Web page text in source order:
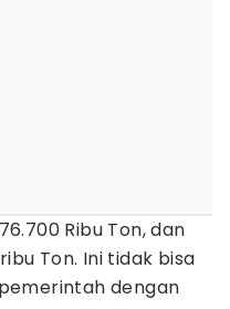
Ribu Ton, dan
Ton. Ini tidak bisa
dengan